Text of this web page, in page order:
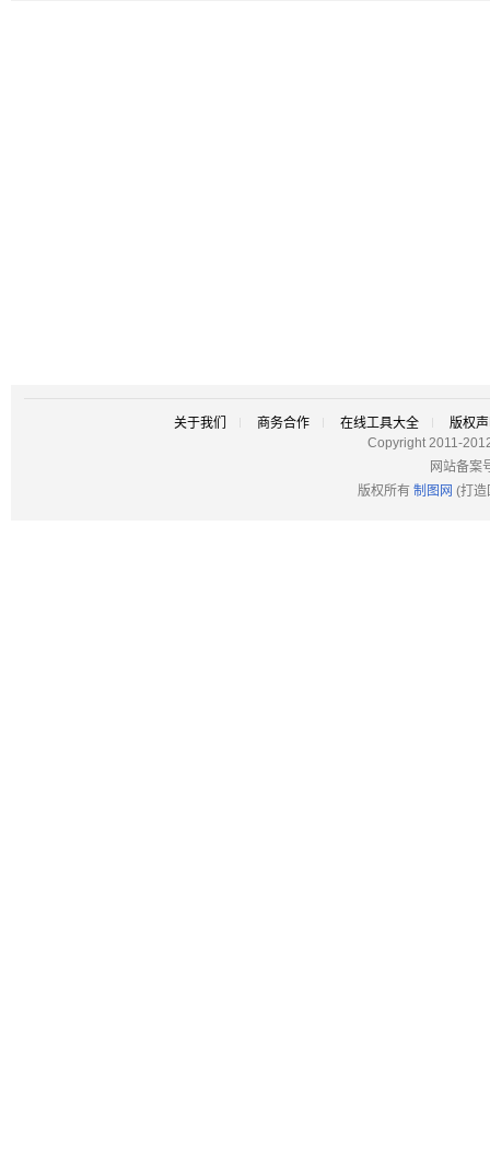
关于我们 商务合作 在线工具大全
版权
Copyright 2011-
网站备案
版权所有 制图网 (打造